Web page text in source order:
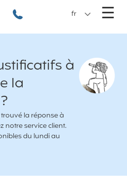
Voyages
+33 1 74 85 50 50
fr ☰
à
la
la réponse à
notre service client.
du lundi au